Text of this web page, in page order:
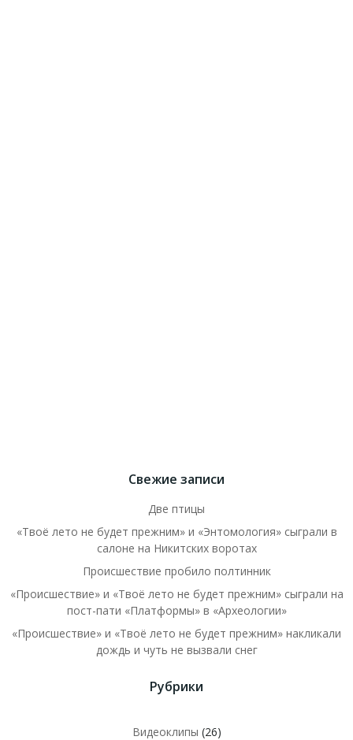
Свежие записи
Две птицы
«Твоё лето не будет прежним» и «Энтомология» сыграли в
салоне на Никитских воротах
Происшествие пробило полтинник
«Происшествие» и «Твоё лето не будет прежним» сыграли на
пост-пати «Платформы» в «Археологии»
«Происшествие» и «Твоё лето не будет прежним» накликали
дождь и чуть не вызвали снег
Рубрики
Видеоклипы (26)